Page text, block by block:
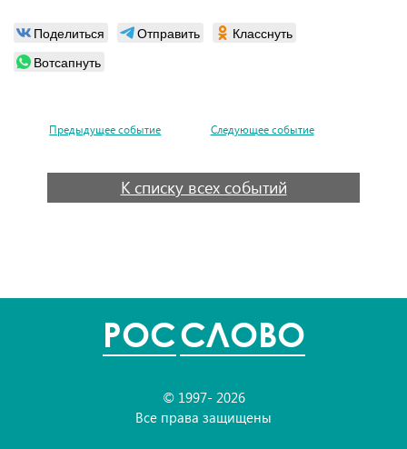
Поделиться Отправить
Класснуть
Вотсапнуть
Предыдущее событие Следующее событие
К списку всех событий
POCСЛОВО
© 1997- 2026
Все права защищены